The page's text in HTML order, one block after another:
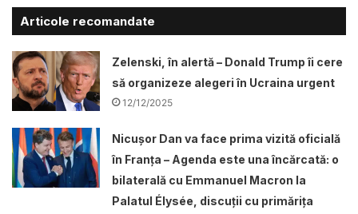
Articole recomandate
Zelenski, în alertă – Donald Trump îi cere
să organizeze alegeri în Ucraina urgent
12/12/2025
Nicușor Dan va face prima vizită oficială
în Franța – Agenda este una încărcată: o
bilaterală cu Emmanuel Macron la
Palatul Élysée, discuții cu primărița